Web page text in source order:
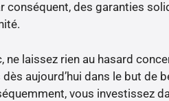
conséquent, des garanties
ne laissez rien au hasard
dès aujourd’hui dans le but de
vous investissez